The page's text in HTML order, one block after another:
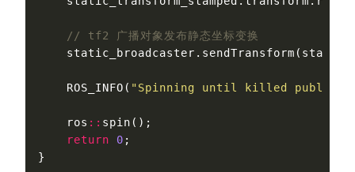
// tf2 广播对象发布静态坐标变换
static_broadcaster . sendTransform (
ROS_INFO ( "Spinning until killed
ros :: spin ();
return
0 ;
}